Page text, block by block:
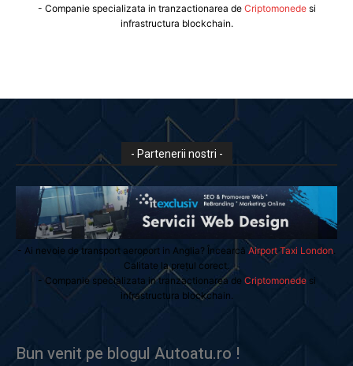
- Companie specializata in tranzactionarea de Criptomonedesi
infrastructura blockchain.
- Partenerii nostri -
- Ai nevoie de transport aeroport in Anglia? Încearcă Airport Taxi London
Calitate la prețul corect.
- Companie specializata in tranzactionarea de Criptomonedesi
infrastructura blockchain.
Bun venit pe blogul Autoatu.ro !